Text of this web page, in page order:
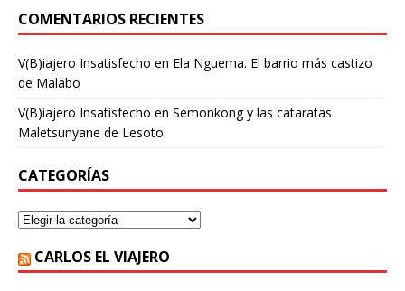
COMENTARIOS RECIENTES
V(B)iajero Insatisfecho en Ela Nguema. El barrio más castizo
de Malabo
V(B)iajero Insatisfecho en Semonkong y las cataratas
Maletsunyane de Lesoto
CATEGORÍAS
CARLOS EL VIAJERO